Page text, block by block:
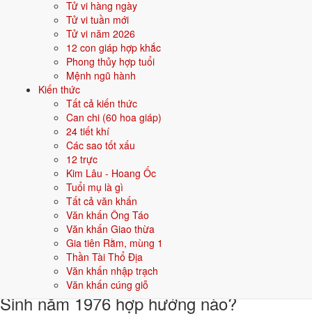
Tử vi hàng ngày
Tử vi tuần mới
Tử vi năm 2026
12 con giáp hợp khắc
Phong thủy hợp tuổi
Mệnh ngũ hành
Kiến thức
Tất cả kiến thức
Can chi (60 hoa giáp)
24 tiết khí
Các sao tốt xấu
12 trực
Kim Lâu - Hoang Ốc
Tuổi mụ là gì
Tất cả văn khấn
Văn khấn Ông Táo
Văn khấn Giao thừa
Gia tiên Rằm, mùng 1
Thần Tài Thổ Địa
Văn khấn nhập trạch
Văn khấn cúng giỗ
Khi đặt tên cho người sinh năm
bộ chữ Hán thuộc hành bản mệnh hoặc hành tương sinh; tránh bộ chữ
thuộc hành tương khắc. Dưới đây là gợi ý cho
👧 Nữ
Gợi ý tên đẹp cho Nam mệnh Thổ:
Đại Phong Hoàng Sơn
Sinh năm 1976 hợp gì - kỵ gì
Người sinh năm1976mệnhThổhợp các yếu tố thuộc bản mệnh và
tương sinh, kỵ các yếu tố tương khắc. Cụ thể trên 5 phương diện:
Sinh năm 1976 hợp màu gì?
Người mệnhThổsinh năm 1976 nên ưu tiên các màu thuộc bản mệnh
và màu tương sinh:Vàng đất, Nâu, Be
nhà, vật phẩm phong thuỷ.
Sinh năm 1976 hợp hướng nào?